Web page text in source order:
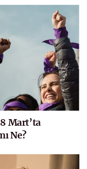
Mart’ta
Ne?